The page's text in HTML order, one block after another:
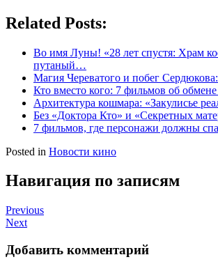
Related Posts:
Во имя Луны! «28 лет спустя: Храм
путаный…
Магия Череватого и побег
Кто вместо кого: 7 фильмов об
Архитектура кошмара: «Закулисье
Без «Доктора Кто» и «Секретных
7 фильмов, где персонажи должны
Posted in Новости кино
Навигация по записям
Previous
Next
Добавить комментарий